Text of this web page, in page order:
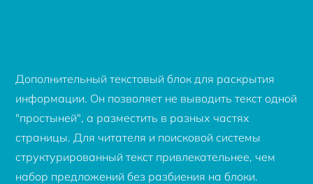
Дополнительный текстовый блок для раскрытия
информации. Он позволяет не выводить текст одной
"простыней", а разместить в разных частях
страницы. Для читателя и поисковой системы
структурированный текст привлекательнее, чем
набор предложений без разбиения на блоки.